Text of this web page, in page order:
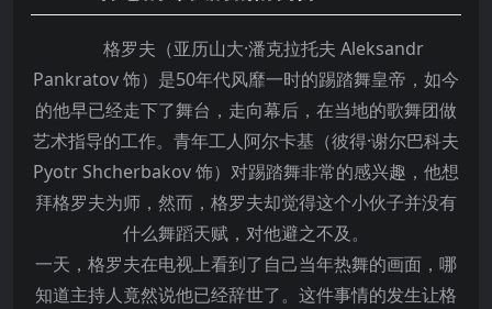
格罗夫（亚历山大·潘克拉托夫 Aleksandr
Pankratov 饰）是50年代风靡一时的踢踏舞皇帝，如今
的他早已经走下了舞台，走向幕后，在当地的歌舞团做
艺术指导的工作。青年工人阿尔卡基（彼得·谢尔巴科夫
Pyotr Shcherbakov 饰）对踢踏舞非常的感兴趣，他想
拜格罗夫为师，然而，格罗夫却觉得这个小伙子并没有
什么舞蹈天赋，对他避之不及。
一天，格罗夫在电视上看到了自己当年热舞的画面，哪
知道主持人竟然说他已经辞世了。这件事情的发生让格